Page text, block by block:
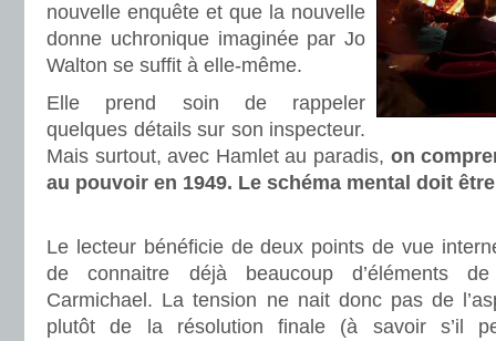
nouvelle enquête et que la nouvelle
donne uchronique imaginée par Jo
Walton se suffit à elle-même.
Elle prend soin de rappeler
quelques détails sur son inspecteur.
Mais surtout, avec Hamlet au paradis, on
au pouvoir en 1949. Le schéma mental doit
Le lecteur bénéficie de deux points de vue
de connaitre déjà beaucoup d’éléments
Carmichael. La tension ne nait donc pas de
plutôt de la résolution finale (à savoir s’il